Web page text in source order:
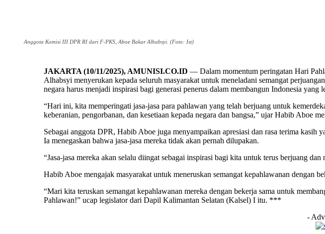
Anggota Komisi III DPR RI dari F-PKS, Aboe Bakar Alhabsyi. (Foto: Ist)
JAKARTA (10/11/2025), AMUNISI.CO.ID — Dalam momentum peringatan Hari
Alhabsyi menyerukan kepada seluruh masyarakat untuk meneladani semangat
negara harus menjadi inspirasi bagi generasi penerus dalam membangun Indonesia yang
“Hari ini, kita memperingati jasa-jasa para pahlawan yang telah berjuang untuk
keberanian, pengorbanan, dan kesetiaan kepada negara dan bangsa,” ujar Habib Aboe
Sebagai anggota DPR, Habib Aboe juga menyampaikan apresiasi dan rasa terima
Ia menegaskan bahwa jasa-jasa mereka tidak akan pernah dilupakan.
“Jasa-jasa mereka akan selalu diingat sebagai inspirasi bagi kita untuk terus berjuang
Habib Aboe mengajak masyarakat untuk meneruskan semangat kepahlawanan dengan
“Mari kita teruskan semangat kepahlawanan mereka dengan bekerja sama untuk
Pahlawan!” ucap legislator dari Dapil Kalimantan Selatan (Kalsel) I itu. ***
-